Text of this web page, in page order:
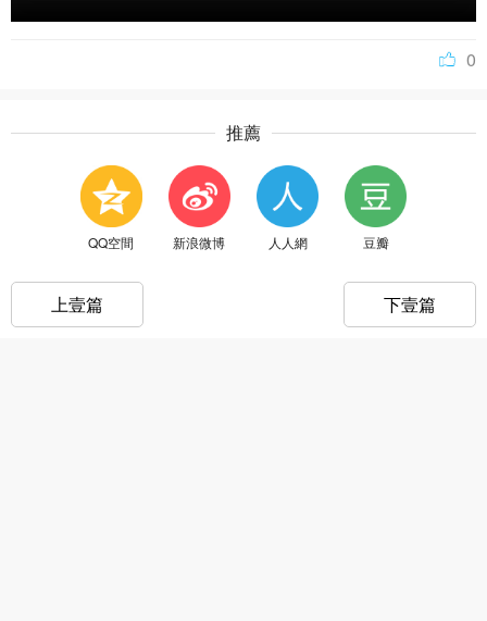
0
推薦
QQ空間 新浪微博 人人網 豆瓣
上壹篇 下壹篇